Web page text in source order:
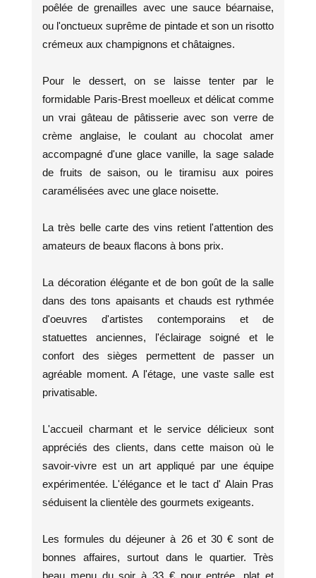
poêlée de grenailles avec une sauce béarnaise,
ou l'onctueux suprême de pintade et son un risotto
crémeux aux champignons et châtaignes.
Pour le dessert, on se laisse tenter par le
formidable Paris-Brest moelleux et délicat comme
un vrai gâteau de pâtisserie avec son verre de
crème anglaise, le coulant au chocolat amer
accompagné d'une glace vanille, la sage salade
de fruits de saison, ou le tiramisu aux poires
caramélisées avec une glace noisette.
La très belle carte des vins retient l'attention des
amateurs de beaux flacons à bons prix.
La décoration élégante et de bon goût de la salle
dans des tons apaisants et chauds est rythmée
d'oeuvres d'artistes contemporains et de
statuettes anciennes, l'éclairage soigné et le
confort des sièges permettent de passer un
agréable moment. A l'étage, une vaste salle est
privatisable.
L'accueil charmant et le service délicieux sont
appréciés des clients, dans cette maison où le
savoir-vivre est un art appliqué par une équipe
expérimentée. L'élégance et le tact d' Alain Pras
séduisent la clientèle des gourmets exigeants.
Les formules du déjeuner à 26 et 30 € sont de
bonnes affaires, surtout dans le quartier. Très
beau menu du soir à 33 € pour entrée, plat et